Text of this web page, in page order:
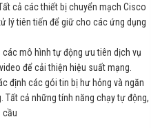
cả các thiết bị chuyển mạch Cisco
lý tiên tiến để giữ cho các ứng dụng
mô hình tự động ưu tiên dịch vụ
để cải thiện hiệu suất mạng.
định các gói tin bị hư hỏng và ngăn
Tất cả những tính năng chạy tự động,
cầu